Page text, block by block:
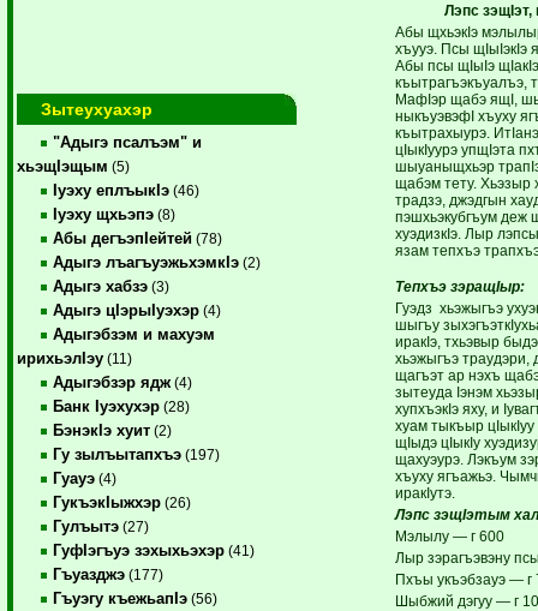
Зытеухуахэр
"Адыгэ псалъэм" и
хьэщIэщым (5)
Iуэху еплъыкIэ (46)
Iуэху щхьэпэ (8)
Абы дегъэпIейтей (78)
Адыгэ лъагъуэжьхэмкIэ (2)
Адыгэ хабзэ (3)
Адыгэ цIэрыIуэхэр (4)
Адыгэбзэм и махуэм
ирихьэлIэу (11)
Адыгэбзэр ядж (4)
Банк Iуэхухэр (28)
БэнэкIэ хуит (2)
Гу зылъытапхъэ (197)
Гуауэ (4)
ГукъэкIыжхэр (26)
Гулъытэ (27)
ГуфIэгъуэ зэхыхьэхэр (41)
Гъуазджэ (177)
Гъуэгу къежьапIэ (56)
Лэпс
Абы щхьэкIэ
хъууэ. Псы щIыIэкIэ
Абы псы щIыIэ
къытрагъэкъуалъэ,
МафIэр щабэ ящI,
ныкъуэвэфI хъуху
къытрахыурэ.
цIыкIуурэ упщIэта
шыуаныщхьэр
щабэм тету. Хьэзыр
традзэ, джэдгын
пэшхьэкубгъум деж
хуэдизкIэ. Лыр
язам тепхъэ
Тепхъэ зэращIыр:
Гуэдз хьэжыгъэ
шыгъу
иракIэ, тхьэвыр
хьэжыгъэ траудэри,
щагъэт ар нэхъ
зытеуда Iэнэм
хупхъэкIэ яху, и
хуам тыкъыр цIыкIуу
щIыдэ цIыкIу
щахуэурэ. Лэкъум
хъуху ягъажьэ.
иракIутэ.
Лэпс зэщIэтым
Мэлылу — г 600
Лыр зэрагъэвэну
Пхъы укъэбзауэ — г
Шыбжий дэгуу — г